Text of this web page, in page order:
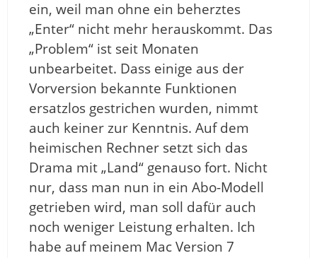
ein, weil man ohne ein beherztes
„Enter“ nicht mehr herauskommt. Das
„Problem“ ist seit Monaten
unbearbeitet. Dass einige aus der
Vorversion bekannte Funktionen
ersatzlos gestrichen wurden, nimmt
auch keiner zur Kenntnis. Auf dem
heimischen Rechner setzt sich das
Drama mit „Land“ genauso fort. Nicht
nur, dass man nun in ein Abo-Modell
getrieben wird, man soll dafür auch
noch weniger Leistung erhalten. Ich
habe auf meinem Mac Version 7